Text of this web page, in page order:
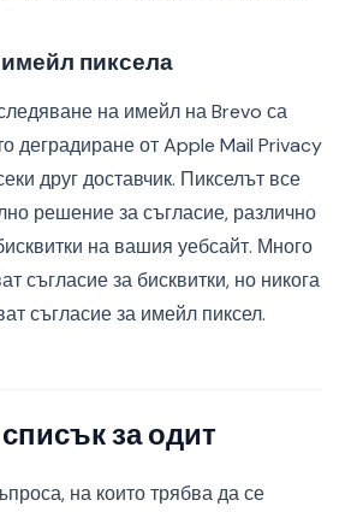
пиксела
на имейл на Brevo са
деградиране от Apple Mail Privacy
друг доставчик. Пикселът все
решение за съгласие, различно
на вашия уебсайт. Много
съгласие за бисквитки, но никога
съгласие за имейл пиксел.
за одит
на които трябва да се